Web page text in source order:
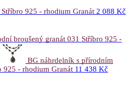
925 - rhodium Granát 2 088 Kč
broušený granát 031 Stříbro 925 -
BG náhrdelník s přírodním
925 - rhodium Granát 11 438 Kč